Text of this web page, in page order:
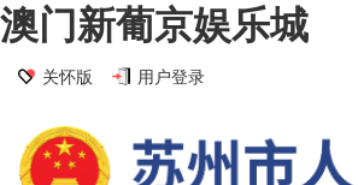
澳门新葡京娱乐城
关怀版 用户登录